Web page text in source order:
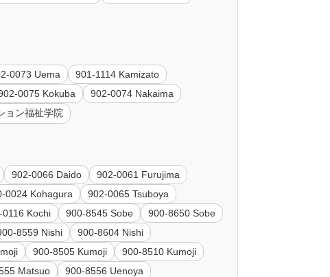
0073 Uema
901-1114 Kamizato
0075 Kokuba
902-0074 Nakaima
ョン福祉学院
902-0066 Daido
902-0061 Furujima
0024 Kohagura
902-0065 Tsuboya
0116 Kochi 900-8545 Sobe
900-8650 Sobe
8559 Nishi
900-8604 Nishi
900-8505 Kumoji
900-8510 Kumoji
Matsuo
900-8556 Uenoya